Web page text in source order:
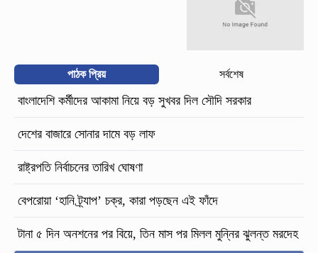
পাঠক প্রিয় সর্বশেষ
বাংলাদেশি কর্মীদের আকামা নিয়ে বড় সুখবর দিল সৌদি সরকার
দেশের বাজারে সোনার দামে বড় লাফ
রাষ্ট্রপতি নির্বাচনের তারিখ ঘোষণা
বেপরোয়া ‘হানি ট্র্যাপ’ চক্র, কারা পড়ছেন এই ফাঁদে
টানা ৫ দিন অনশনের পর বিয়ে, তিন মাস পর মিলল মুন্নির ঝুলন্ত মরদেহ